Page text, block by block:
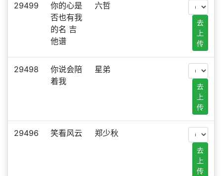
29499
你的心是
否也有我
的名 吉
他谱
六哲
去
上
传
29498
你说会陪
着我
星弟
去
上
传
29496 笑看风云 郑少秋
去
上
传